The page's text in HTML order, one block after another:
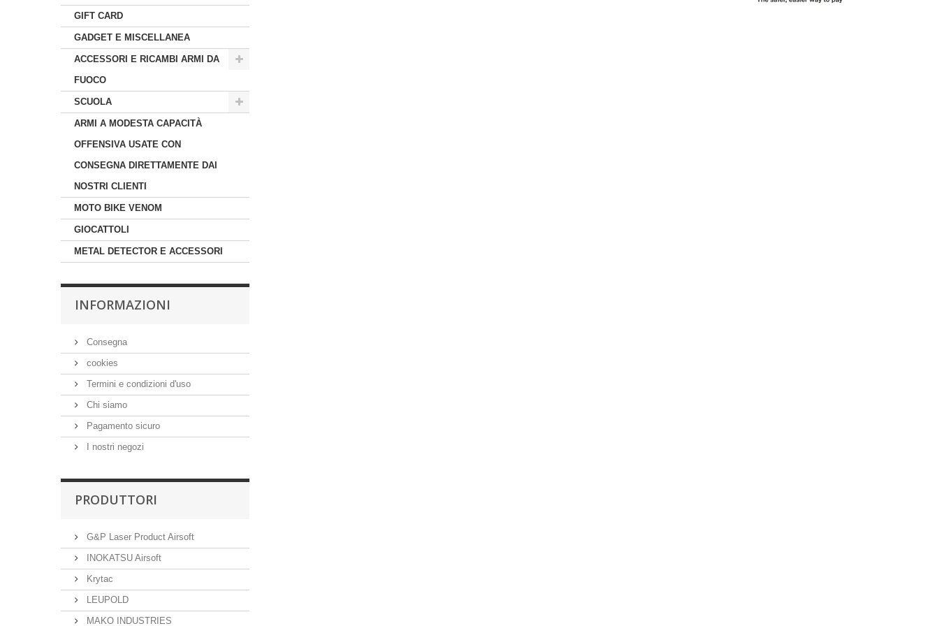
GIFT CARD
GADGET E MISCELLANEA
ACCESSORI E RICAMBI ARMI DA
FUOCO
SCUOLA
ARMI A MODESTA CAPACITÀ
OFFENSIVA USATE CON
CONSEGNA DIRETTAMENTE DAI
NOSTRI CLIENTI
MOTO BIKE VENOM
GIOCATTOLI
METAL DETECTOR E ACCESSORI
INFORMAZIONI
Consegna
cookies
Termini e condizioni d'uso
Chi siamo
Pagamento sicuro
I nostri negozi
PRODUTTORI
G&P Laser Product Airsoft
INOKATSU Airsoft
Krytac
LEUPOLD
MAKO INDUSTRIES